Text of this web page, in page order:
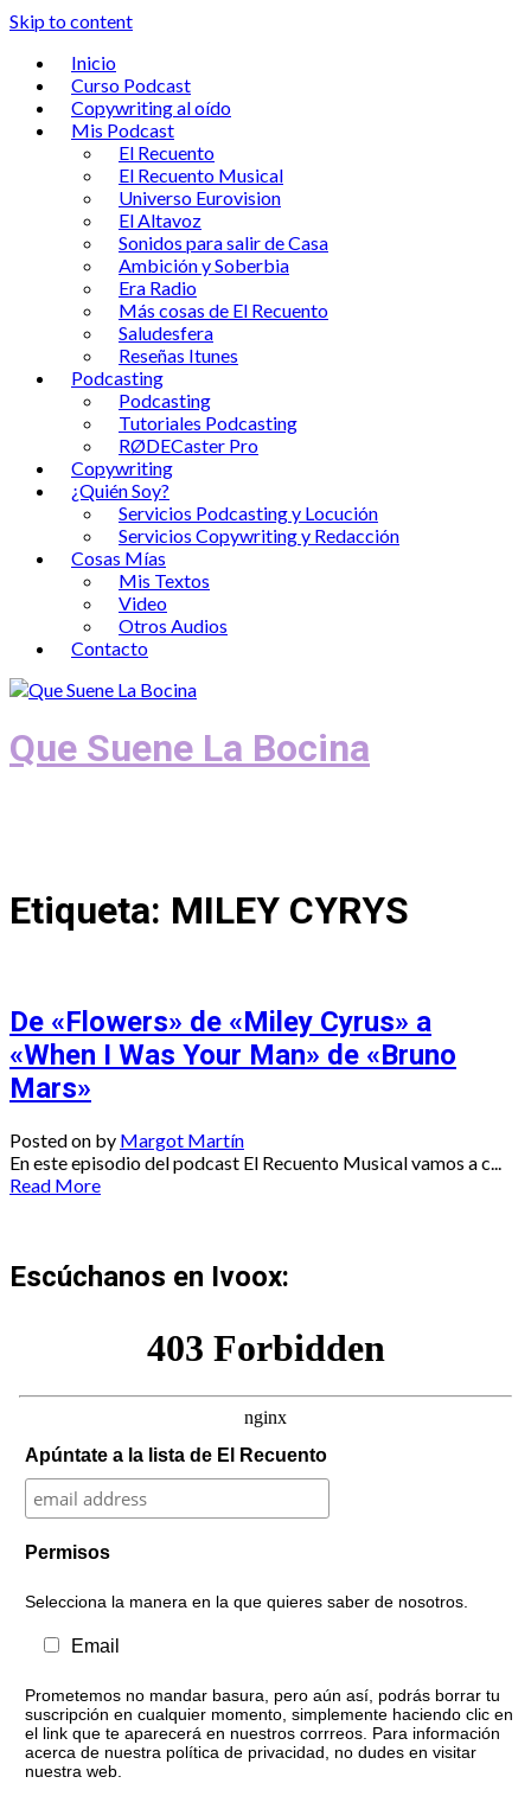
Skip to content
Inicio
Curso Podcast
Copywriting al oído
Mis Podcast
El Recuento
El Recuento Musical
Universo Eurovision
El Altavoz
Sonidos para salir de Casa
Ambición y Soberbia
Era Radio
Más cosas de El Recuento
Saludesfera
Reseñas Itunes
Podcasting
Podcasting
Tutoriales Podcasting
RØDECaster Pro
Copywriting
¿Quién Soy?
Servicios Podcasting y Locución
Servicios Copywriting y Redacción
Cosas Mías
Mis Textos
Video
Otros Audios
Contacto
Que Suene La Bocina
Etiqueta: MILEY CYRYS
De «Flowers» de «Miley Cyrus» a
«When I Was Your Man» de «Bruno
Mars»
Posted on by Margot Martín
En este episodio del podcast El Recuento Musical vamos a c...
Read More
Escúchanos en Ivoox:
Apúntate a la lista de El Recuento
Permisos
Selecciona la manera en la que quieres saber de nosotros.
Email
Prometemos no mandar basura, pero aún así, podrás borrar tu
suscripción en cualquier momento, simplemente haciendo clic en
el link que te aparecerá en nuestros corrreos. Para información
acerca de nuestra política de privacidad, no dudes en visitar
nuestra web.